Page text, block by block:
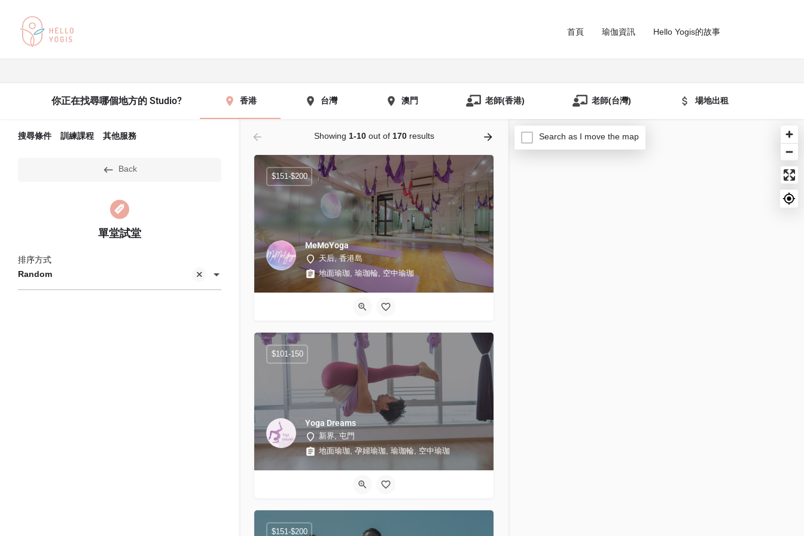
首頁 瑜伽資訊 Hello Yogis的故事
你正在找尋哪個地方的 Studio? 香港 台灣 澳門 老師(香港) 老師(台灣) 場地出租
搜尋條件 訓練課程 其他服務
Back
單堂試堂
Random
排序方式
Showing 1-10out of 170results
MeMoYoga
天后, 香港島
地面瑜珈, 瑜珈輪, 空中瑜珈
$151-$200
Yoga Dreams
新界, 屯門
地面瑜珈, 孕婦瑜珈, 瑜珈輪, 空中瑜珈
$101-150
$151-$200
Search as I move the map